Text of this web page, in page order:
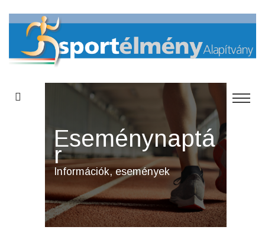
Eseménynaptá
r
Információk, események